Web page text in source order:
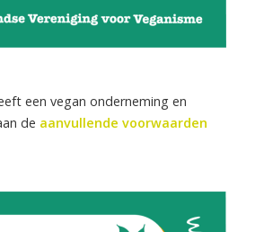
een vegan onderneming en
de aanvullende voorwaarden